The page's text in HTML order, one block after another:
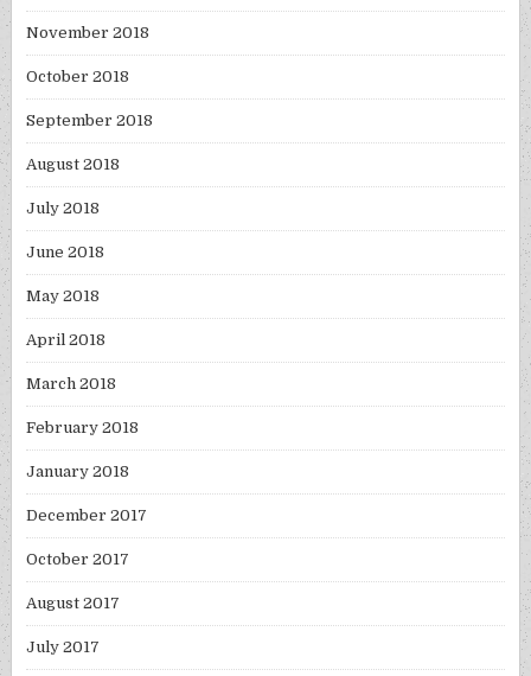
November 2018
October 2018
September 2018
August 2018
July 2018
June 2018
May 2018
April 2018
March 2018
February 2018
January 2018
December 2017
October 2017
August 2017
July 2017